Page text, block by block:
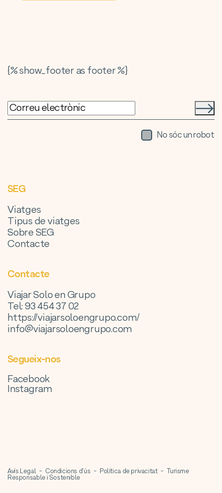
{% show_footer as footer %}
No sóc un robot
SEG
Viatges
Tipus de viatges
Sobre SEG
Contacte
Contacte
Viajar Solo en Grupo
Tel: 93 454 37 02
https://viajarsoloengrupo.com/
info@viajarsoloengrupo.com
Segueix-nos
Facebook
Instagram
Avís Legal Condicions d'ús Política de privacitat Turisme
Responsable i Sostenible